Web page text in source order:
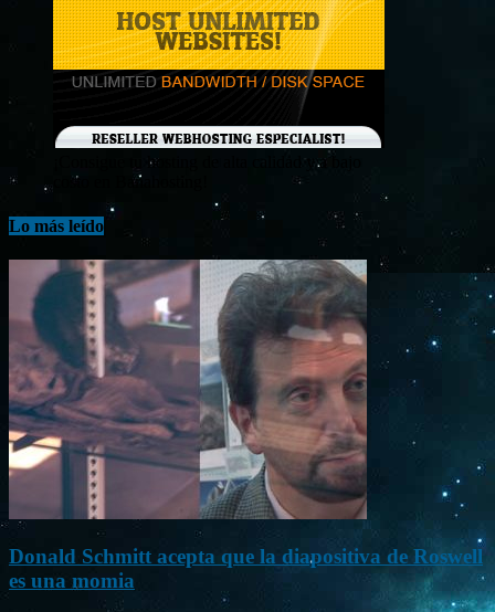
¡Consigue tu hosting de alta calidad y a bajo
costo en Banahosting!
Lo más leído
Donald Schmitt acepta que la diapositiva de Roswell
es una momia